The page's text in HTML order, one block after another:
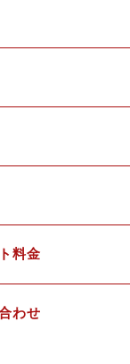
料金
わせ